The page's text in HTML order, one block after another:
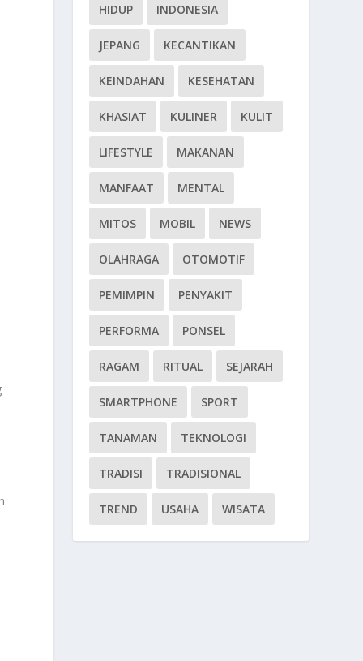
HIDUP INDONESIA
JEPANG KECANTIKAN
KEINDAHAN KESEHATAN
KHASIAT KULINER KULIT
LIFESTYLE MAKANAN
MANFAAT MENTAL
MITOS MOBIL NEWS
OLAHRAGA OTOMOTIF
PEMIMPIN PENYAKIT
PERFORMA PONSEL
RAGAM RITUAL SEJARAH
SMARTPHONE SPORT
TANAMAN TEKNOLOGI
TRADISI TRADISIONAL
TREND USAHA WISATA